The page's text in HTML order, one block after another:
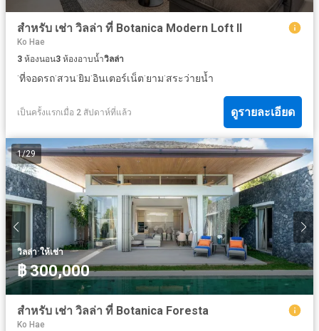
สำหรับ เช่า วิลล่า ที่ Botanica Modern Loft II
Ko Hae
3 ห้องนอน3 ห้องอาบน้ำวิลล่า
·ที่จอดรถ·สวน·ยิม·อินเตอร์เน็ต·ยาม·สระว่ายน้ำ
เป็นครั้งแรกเมื่อ 2 สัปดาห์ที่แล้ว ดูรายละเอียด
1/29
วิลล่า·ให้เช่า
฿ 300,000
สำหรับ เช่า วิลล่า ที่ Botanica Foresta
Ko Hae